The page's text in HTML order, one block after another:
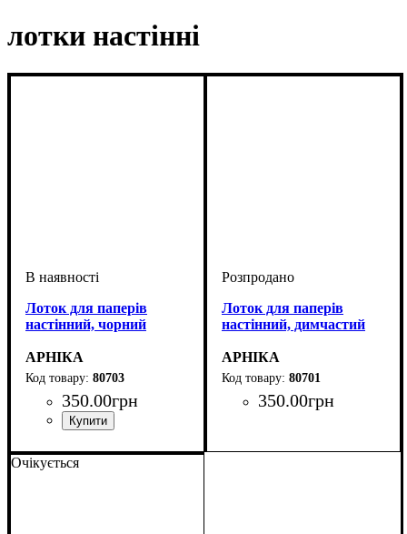
лотки настінні
Лоток для паперів
настінний, чорний
АРНІКА
80703
350.00грн
Лоток для паперів
настінний, димчастий
АРНІКА
80701
350.00грн
Очікується